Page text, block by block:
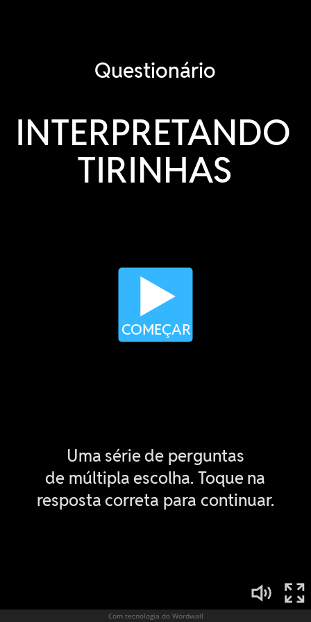
Com tecnologia do Wordwall